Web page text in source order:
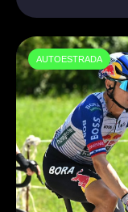
AUTOESTRADA